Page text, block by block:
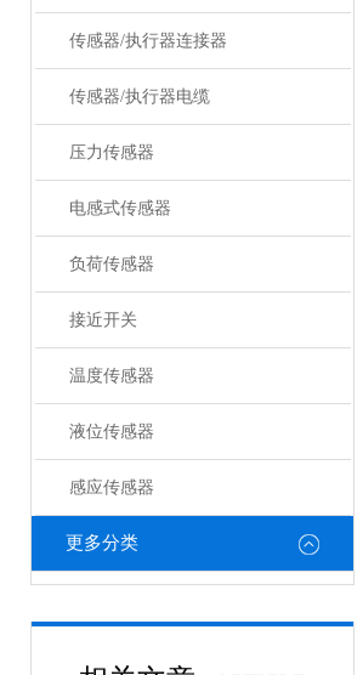
传感器/执行器连接器
传感器/执行器电缆
压力传感器
电感式传感器
负荷传感器
接近开关
温度传感器
液位传感器
感应传感器
更多分类